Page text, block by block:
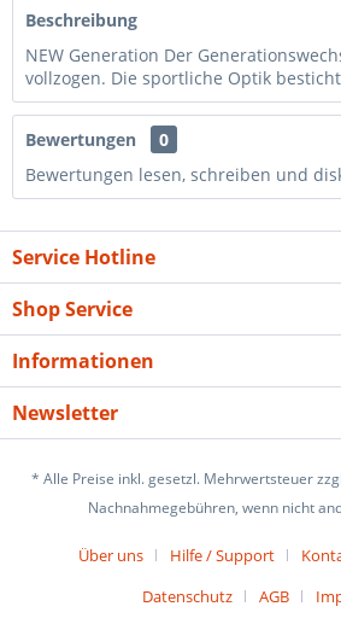
Beschreibung
NEW Generation Der
vollzogen. Die sportliche Optik
Bewertungen
0
Bewertungen lesen, schreiben und
Service Hotline
Shop Service
Informationen
Newsletter
* Alle Preise inkl. gesetzl. Mehrwertsteuer
Nachnahmegebühren, wenn nicht
Über uns Hilfe / Support
Datenschutz
AGB